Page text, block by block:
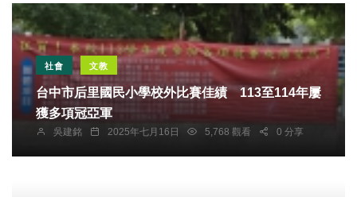
社會 文教
台中市后里國民小學校外比賽佳績 113至114年屢
獲多項冠亞軍
吳建銘 2025年七月16日 5,768 觀看 0 分享